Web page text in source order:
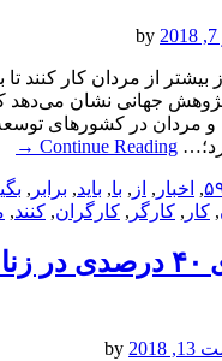
باید ۵۹ روز بیشتر از مردان کار
پژوهش جهانی نشان
و مردان در کشورهای
Continue Reading
→
, اخبار , از , با, باید, برابر ,
, کار , کارگر , کارگران, کنند,
نرخ بیکاری ۴۰ درصدی
2018